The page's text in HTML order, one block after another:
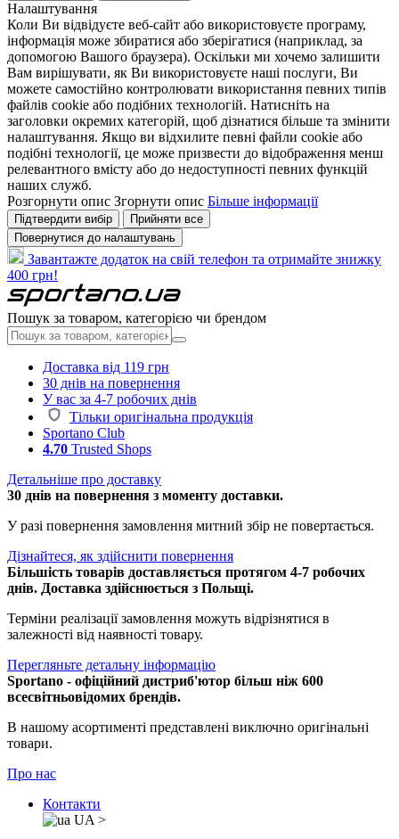
Налаштування
Коли Ви відвідуєте веб-сайт або використовуєте програму,
інформація може збиратися або зберігатися (наприклад, за
допомогою Вашого браузера). Оскільки ми хочемо залишити
Вам вирішувати, як Ви використовуєте наші послуги, Ви
можете самостійно контролювати використання певних типів
файлів cookie або подібних технологій. Натисніть на
заголовки окремих категорій, щоб дізнатися більше та змінити
налаштування. Якщо ви відхилите певні файли cookie або
подібні технології, це може призвести до відображення менш
релевантного вмісту або до недоступності певних функцій
наших служб.
Розгорнути опис Згорнути опис Більше інформації
Підтвердити вибір
Прийняти все
Повернутися до налаштувань
Завантажте додаток на свій телефон та отримайте знижку
400 грн!
Пошук за товаром, категорією чи брендом
Доставка від 119 грн
30 днів на повернення
У вас за 4-7 робочих днів
Тільки оригінальна продукція
Sportano Club
4.70 Trusted Shops
Детальніше про доставку
30 днів на повернення з моменту доставки.
У разі повернення замовлення митний збір не повертається.
Дізнайтеся, як здійснити повернення
Більшість товарів доставляється протягом 4-7 робочих
днів. Доставка здійснюється з Польщі.
Терміни реалізації замовлення можуть відрізнятися в
залежності від наявності товару.
Перегляньте детальну інформацію
Sportano - офіційний дистриб'ютор більш ніж 600
всесвітньовідомих брендів.
В нашому асортименті представлені виключно оригінальні
товари.
Про нас
Контакти
UA >